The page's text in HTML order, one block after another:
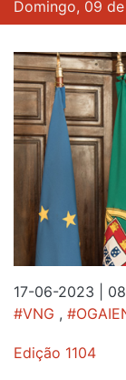
Domingo, 09
17-06-2023 |
#VNG ,
Edição 1104